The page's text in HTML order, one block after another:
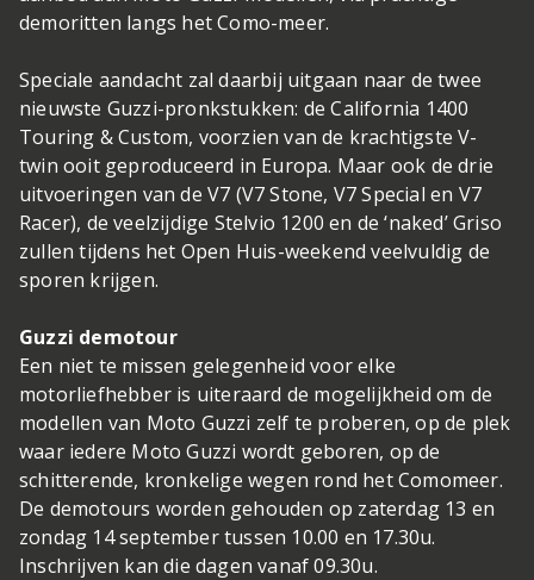
demoritten langs het Como-meer.
Speciale aandacht zal daarbij uitgaan naar de twee
nieuwste Guzzi-pronkstukken: de California 1400
Touring & Custom, voorzien van de krachtigste V-
twin ooit geproduceerd in Europa. Maar ook de drie
uitvoeringen van de V7 (V7 Stone, V7 Special en V7
Racer), de veelzijdige Stelvio 1200 en de ‘naked’ Griso
zullen tijdens het Open Huis-weekend veelvuldig de
sporen krijgen.
Guzzi demotour
Een niet te missen gelegenheid voor elke
motorliefhebber is uiteraard de mogelijkheid om de
modellen van Moto Guzzi zelf te proberen, op de plek
waar iedere Moto Guzzi wordt geboren, op de
schitterende, kronkelige wegen rond het Comomeer.
De demotours worden gehouden op zaterdag 13 en
zondag 14 september tussen 10.00 en 17.30u.
Inschrijven kan die dagen vanaf 09.30u.